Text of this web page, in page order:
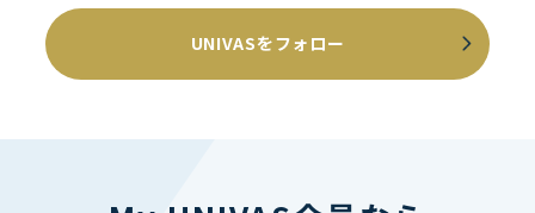
UNIVASをフォロー